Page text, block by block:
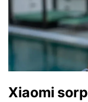
Xiaomi